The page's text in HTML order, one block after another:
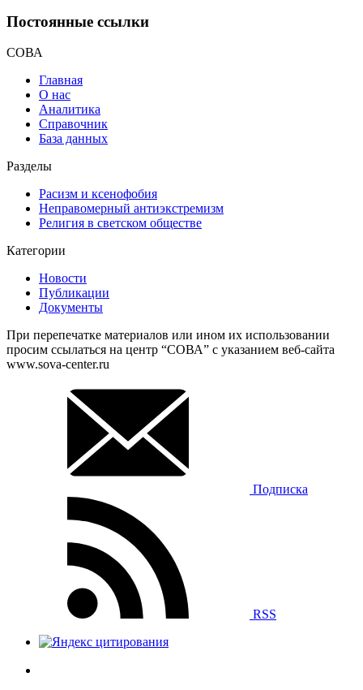
Постоянные ссылки
СОВА
Главная
О нас
Аналитика
Справочник
База данных
Разделы
Расизм и ксенофобия
Неправомерный антиэкстремизм
Религия в светском обществе
Категории
Новости
Публикации
Документы
При перепечатке материалов или ином их использовании
просим ссылаться на центр “СОВА” с указанием веб-сайта
www.sova-center.ru
Подписка
RSS